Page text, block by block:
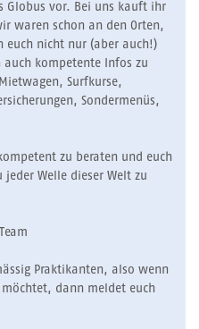
Globus vor. Bei uns kauft ihr
waren schon an den Orten,
nicht nur (aber auch!)
auch kompetente Infos zu
Surfkurse,
Sondermenüs,
zu beraten und euch
jeder Welle dieser Welt zu
Praktikanten, also wenn
dann meldet euch